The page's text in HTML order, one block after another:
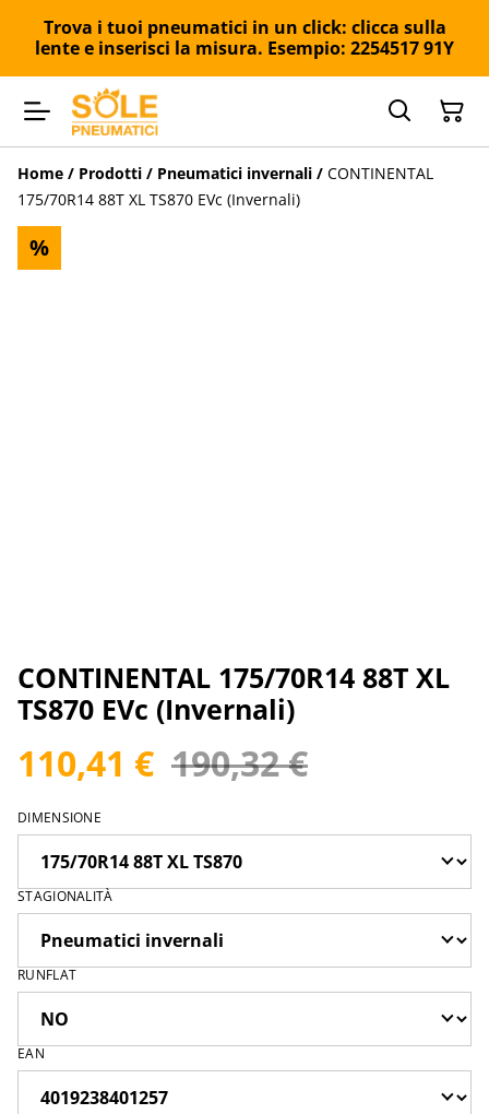
Trova i tuoi pneumatici in un click: clicca sulla
lente e inserisci la misura. Esempio: 2254517 91Y
Home / Prodotti / Pneumatici invernali / CONTINENTAL
175/70R14 88T XL TS870 EVc (Invernali)
%
CONTINENTAL 175/70R14 88T XL
TS870 EVc (Invernali)
110,41 € 190,32 €
DIMENSIONE
STAGIONALITÀ
RUNFLAT
EAN